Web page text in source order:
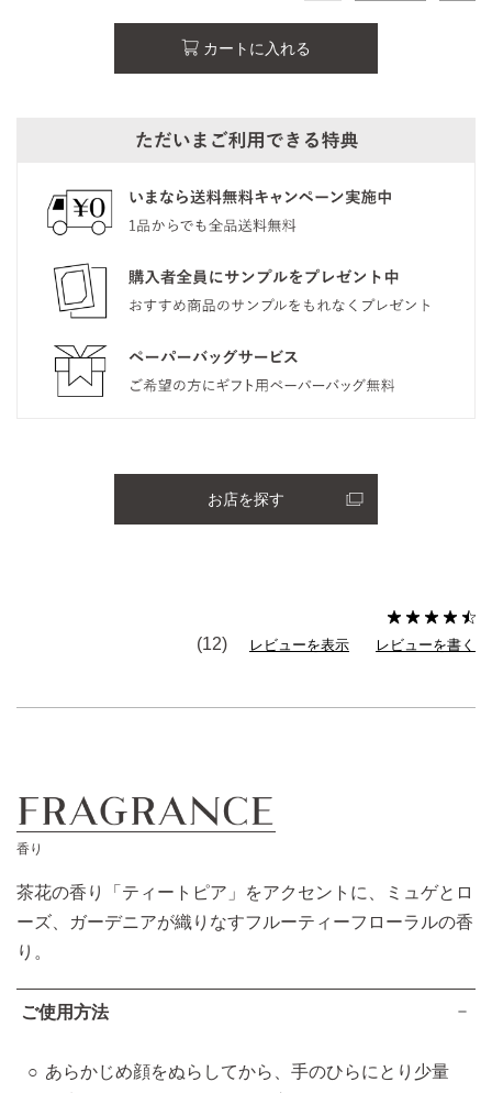
カートに入れる
お店を探す
(12) レビューを表示 レビューを書く
香り
茶花の香り「ティートピア」をアクセントに、ミュゲとロ
ーズ、ガーデニアが織りなすフルーティーフローラルの香
り。
ご使用方法
あらかじめ顔をぬらしてから、手のひらにとり少量